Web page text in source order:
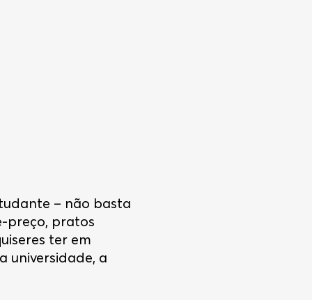
– não basta
preço, pratos
ter em
universidade, a